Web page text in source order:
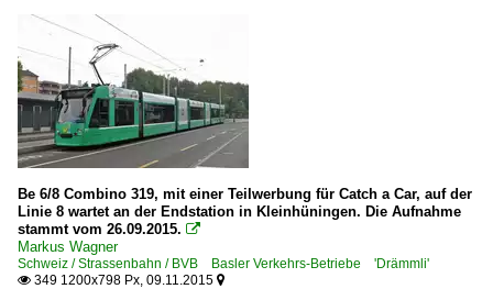
Be 6/8 Combino 319, mit einer Teilwerbung für Catch a Car, auf der
Linie 8 wartet an der Endstation in Kleinhüningen. Die Aufnahme
stammt vom 26.09.2015. 
Markus Wagner
Schweiz / Strassenbahn / BVB Basler Verkehrs-Betriebe 'Drämmli'
 349 1200x798 Px, 09.11.2015 